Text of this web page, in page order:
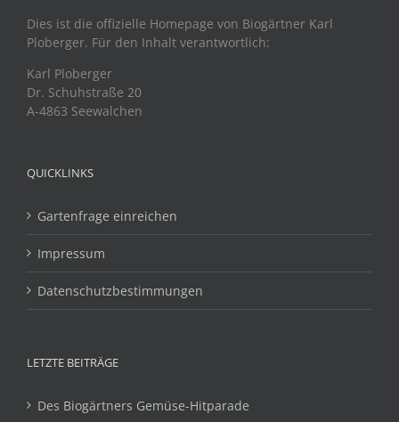
Dies ist die offizielle Homepage von Biogärtner Karl
Ploberger. Für den Inhalt verantwortlich:
Karl Ploberger
Dr. Schuhstraße 20
A-4863 Seewalchen
QUICKLINKS
Gartenfrage einreichen
Impressum
Datenschutzbestimmungen
LETZTE BEITRÄGE
Des Biogärtners Gemüse-Hitparade